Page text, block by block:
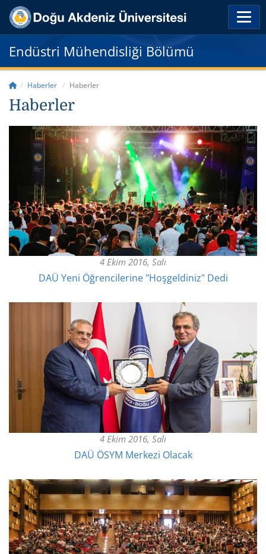
Endüstri Mühendisliği Bölümü
Haberler Haberler
Haberler
4 Ekim 2016, Salı
DAÜ Yeni Öğrencilerine "Hoşgeldiniz" Dedi
4 Ekim 2016, Salı
DAÜ ÖSYM Merkezi Olacak